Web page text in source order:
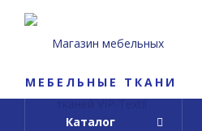
МЕБЕЛЬНЫЕ ТКАНИ
Каталог